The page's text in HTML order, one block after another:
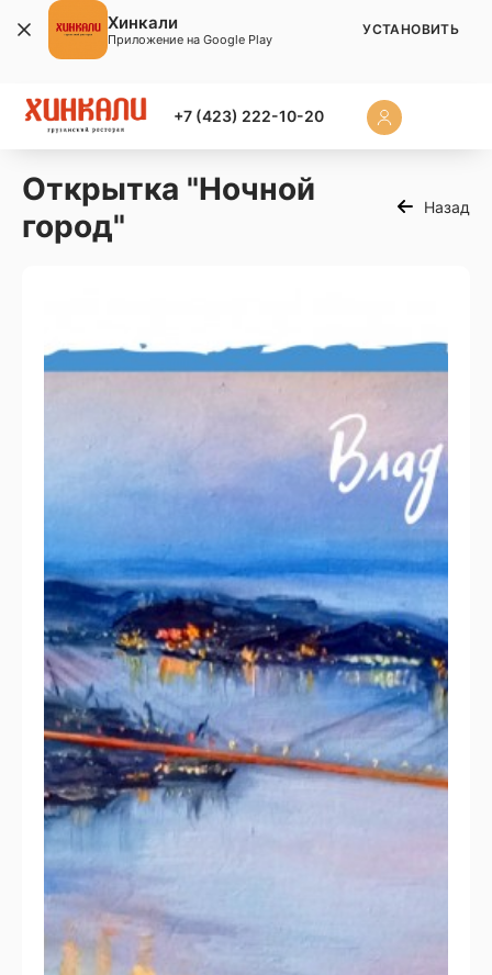
+7 (423) 222-10-20
Открытка "Ночной
город"
Назад
Хинкали
Приложение на Google Play
УСТАНОВИТЬ